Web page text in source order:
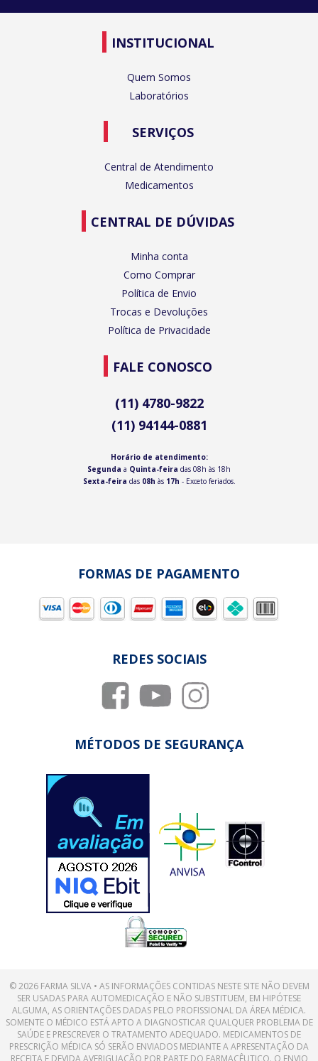
INSTITUCIONAL
Quem Somos
Laboratórios
SERVIÇOS
Central de Atendimento
Medicamentos
CENTRAL DE DÚVIDAS
Minha conta
Como Comprar
Política de Envio
Trocas e Devoluções
Política de Privacidade
FALE CONOSCO
(11) 4780-9822
(11) 94144-0881
Horário de atendimento:
Segunda a Quinta-feira das 08h às 18h
Sexta-feira das 08h às 17h - Exceto feriados.
FORMAS DE PAGAMENTO
REDES SOCIAIS
MÉTODOS DE SEGURANÇA
© 2026 FARMA SILVA • AS INFORMAÇÕES CONTIDAS NESTE SITE NÃO DEVEM
SER USADAS PARA AUTOMEDICAÇÃO E NÃO SUBSTITUEM, EM HIPÓTESE
ALGUMA, AS ORIENTAÇÕES DADAS PELO PROFISSIONAL DA ÁREA MÉDICA.
SOMENTE O MÉDICO ESTÁ APTO A DIAGNOSTICAR QUALQUER PROBLEMA DE
SAÚDE E PRESCREVER O TRATAMENTO ADEQUADO. MEDICAMENTOS DE
PRESCRIÇÃO MÉDICA SÓ SERÃO ENVIADOS MEDIANTE A APRESENTAÇÃO DA